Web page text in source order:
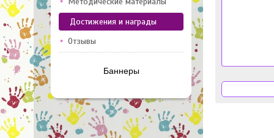
Достижения и награды
Отзывы
Баннеры